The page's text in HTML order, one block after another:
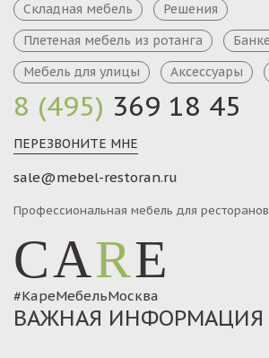
8 (495) 369 18 45
ПЕРЕЗВОНИТЕ МНЕ
sale@mebel-restoran.ru
Профессиональная мебель для ресторанов
CARE
#КареМебельМосква
Складная мебель
Решения
Плетеная мебель из ротанга
Мебель для улицы
Аксессуары
ВАЖНАЯ ИНФОРМАЦИЯ